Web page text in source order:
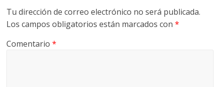
Tu dirección de correo electrónico no será publicada.
Los campos obligatorios están marcados con*
Comentario*